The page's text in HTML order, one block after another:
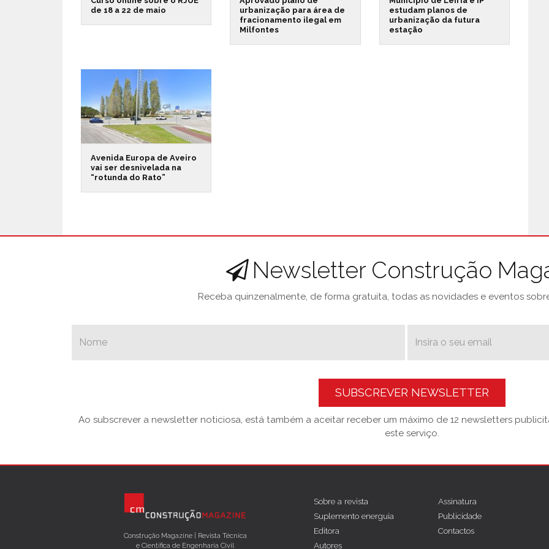
de 18 a 22 de maio
urbanização para área de
fracionamento ilegal em
Milfontes
estudam planos de
urbanização da futura
estação
Avenida Europa de Aveiro
vai ser desnivelada na
“rotunda do Rato”
Newsletter Construção
Receba quinzenalmente, de forma gratuita, todas as novidades e eventos
SUBSCREVER NEWSLETTER
Ao subscrever a newsletter noticiosa, está também a aceitar receber um máximo de 12 newsletters
este serviço.
Construção Magazine | Revista Técnica
e Científica de Engenharia Civil
Sobre a revista
Suplemento energuia
Editora
Autores
Assinatura
Publicidade
Contactos